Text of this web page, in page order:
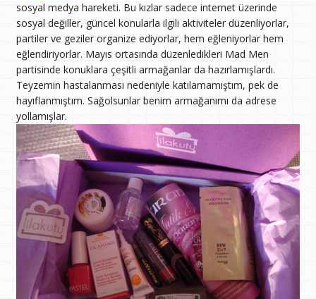
sosyal medya hareketi. Bu kızlar sadece internet üzerinde
sosyal değiller, güncel konularla ilgili aktiviteler düzenliyorlar,
partiler ve geziler organize ediyorlar, hem eğleniyorlar hem
eğlendiriyorlar. Mayıs ortasında düzenledikleri Mad Men
partisinde konuklara çeşitli armağanlar da hazırlamışlardı.
Teyzemin hastalanması nedeniyle katılamamıştım, pek de
hayıflanmıştım. Sağolsunlar benim armağanımı da adrese
yollamışlar.